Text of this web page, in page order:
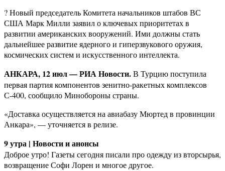
? Новый председатель Комитета начальников штабов ВС
США Марк Милли заявил о ключевых приоритетах в
развитии американских вооружений. Ими должны стать
дальнейшее развитие ядерного и гиперзвукового оружия,
космических систем и искусственного интеллекта.
АНКАРА, 12 июл — РИА Новости.В Турцию поступила
первая партия компонентов зенитно-ракетных комплексов
С-400, сообщило Минобороны страны.
«Доставка осуществляется на авиабазу Мюртед в провинции
Анкара», — уточняется в релизе.
9 утра | Новости и анонсы
Доброе утро! Газеты сегодня писали про одежду из вторсырья,
возвращение Софи Лорен и многое другое.